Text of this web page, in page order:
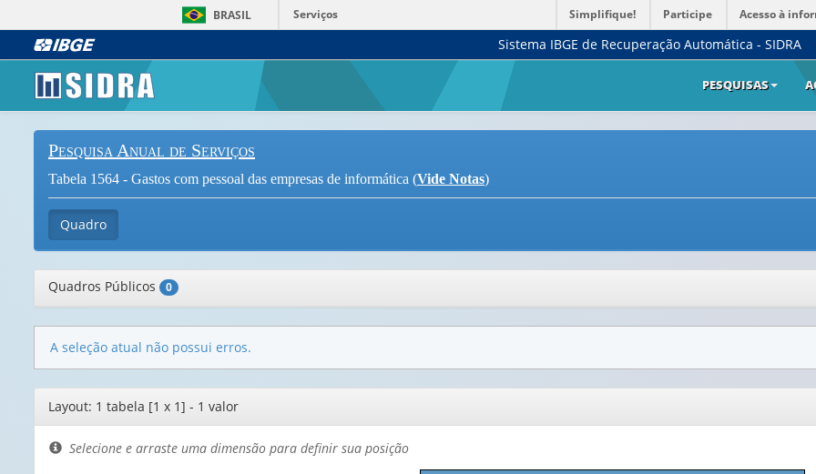
BRASIL Serviços Simplifique! Participe Acesso à
Sistema IBGE de Recuperação Automática - SIDRA
PESQUISAS
Pesquisa Anual de Serviços
Tabela 1564 - Gastos com pessoal das empresas de informática (Vide Notas)
Quadro
Quadros Públicos 0
A seleção atual não possui erros.
Editor
de
layout
Layout: 1 tabela [1 x 1] - 1 valor
Selecione e arraste uma dimensão para definir sua posição